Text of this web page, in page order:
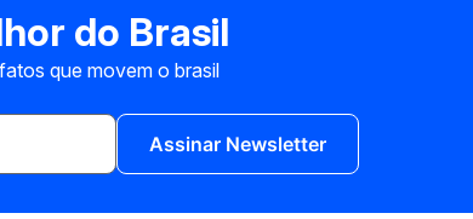
do Brasil
que movem o brasil
Assinar Newsletter